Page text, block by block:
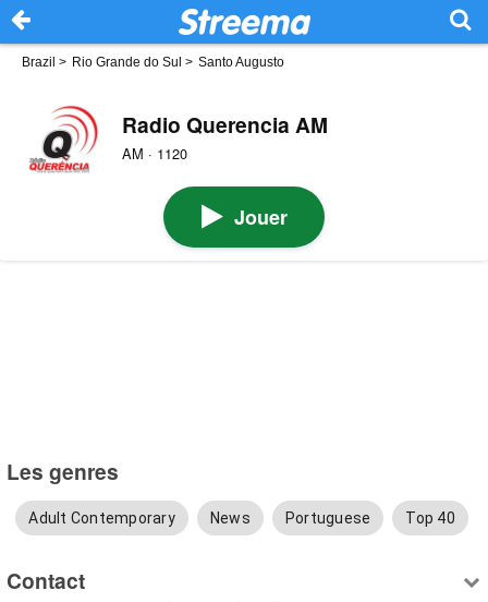
Brazil > Rio Grande do Sul > Santo Augusto
Radio Querencia AM
AM · 1120
Jouer
Les genres
Adult Contemporary News Portuguese Top 40
Contact